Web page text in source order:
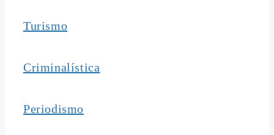
Turismo
Criminalística
Periodismo